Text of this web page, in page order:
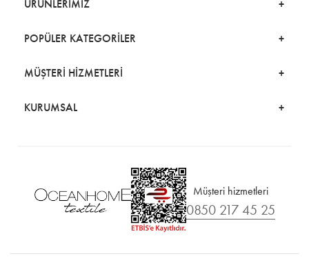
ÜRÜNLERİMİZ
POPÜLER KATEGORİLER
MÜŞTERİ HİZMETLERİ
KURUMSAL
Müşteri hizmetleri
0850 217 45 25